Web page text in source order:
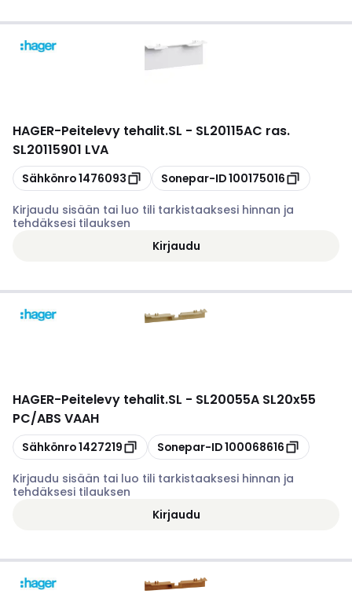
HAGER-Peitelevy tehalit.SL - SL20115AC ras.
SL20115901 LVA
Kopioi
Sähkönro1476093 Kopioi
Sonepar-ID100175016
Kirjaudu sisään tai luo tili tarkistaaksesi hinnan ja
tehdäksesi tilauksen
Kirjaudu
HAGER-Peitelevy tehalit.SL - SL20055A SL20x55
PC/ABS VAAH
Kopioi
Sähkönro1427219 Kopioi
Sonepar-ID100068616
Kirjaudu sisään tai luo tili tarkistaaksesi hinnan ja
tehdäksesi tilauksen
Kirjaudu